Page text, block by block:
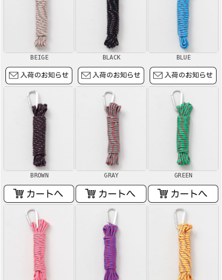
BEIGE BLACK BLUE
BROWN GRAY GREEN